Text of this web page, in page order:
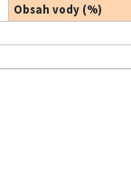
Obsah vody (%)